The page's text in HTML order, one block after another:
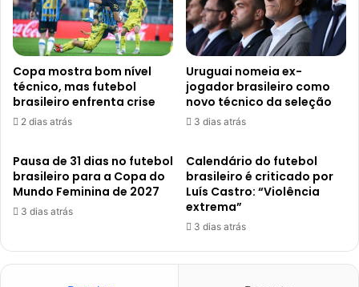
Copa mostra bom nível
técnico, mas futebol
brasileiro enfrenta crise
2 dias atrás
Uruguai nomeia ex-
jogador brasileiro como
novo técnico da seleção
3 dias atrás
Pausa de 31 dias no futebol
brasileiro para a Copa do
Mundo Feminina de 2027
3 dias atrás
Calendário do futebol
brasileiro é criticado por
Luís Castro: “Violência
extrema”
3 dias atrás